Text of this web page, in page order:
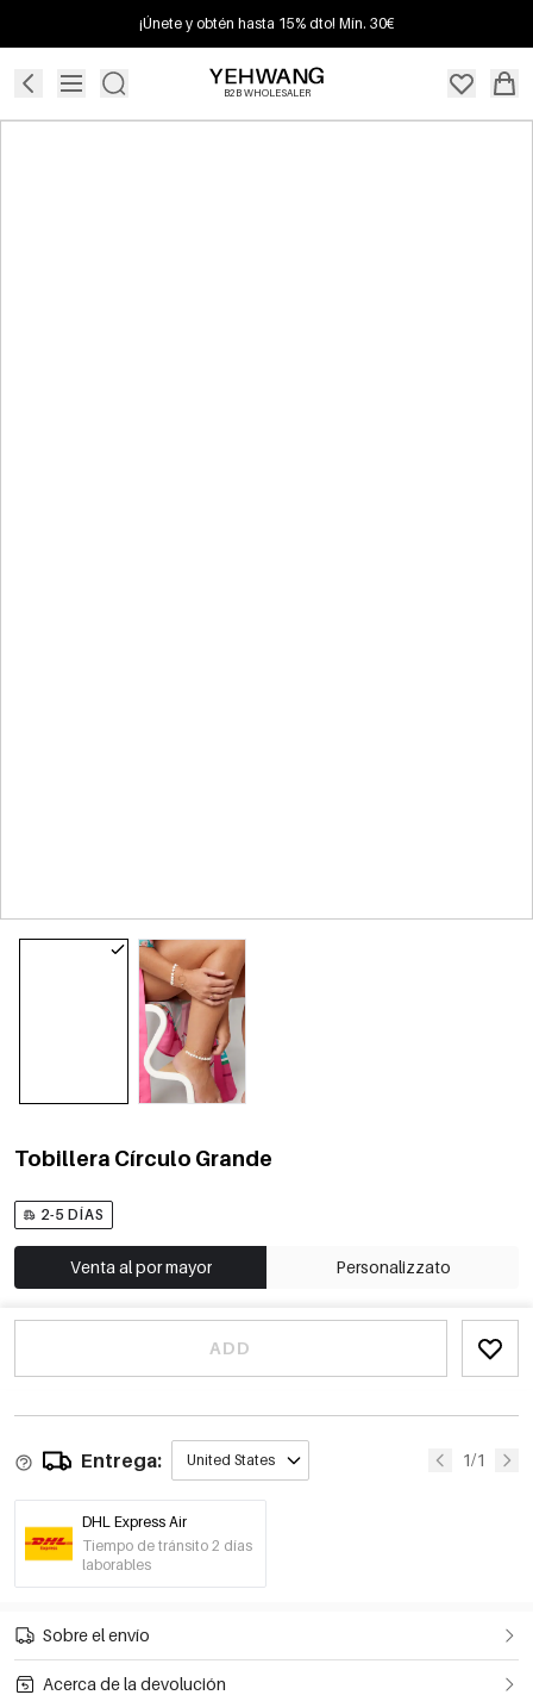
¡Únete y obtén hasta 15% dto! Mín. 30€
B2B WHOLESALER
Tobillera Círculo Grande
2-5 DÍAS
Venta al por mayor Personalizzato
ADD
Entrega: United States 1/1
DHL Express Air
Tiempo de tránsito 2 días
laborables
Sobre el envío
Acerca de la devolución